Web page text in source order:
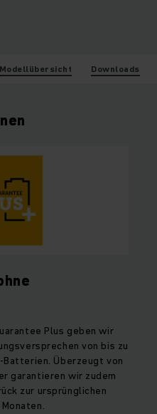
Modellübersicht Downloads
Plus geben wir
von bis zu
Batterien. Überzeugt von
garantieren wir zudem
zur ursprünglichen